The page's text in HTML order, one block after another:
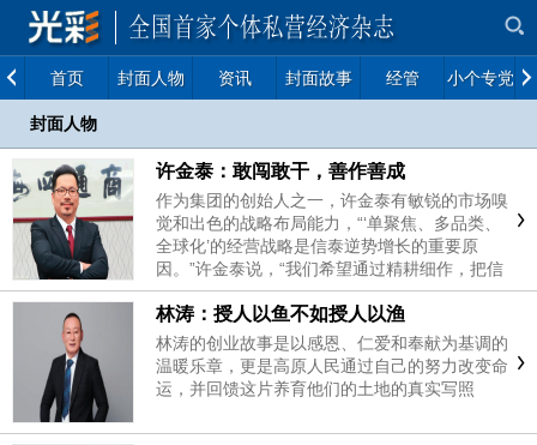
首页 封面人物 资讯 封面故事 经管 小个专党建
封面人物
许金泰：敢闯敢干，善作善成
作为集团的创始人之一，许金泰有敏锐的市场嗅
觉和出色的战略布局能力，“‘单聚焦、多品类、
全球化’的经营战略是信泰逆势增长的重要原
因。”许金泰说，“我们希望通过精耕细作，把信
泰打造成全球纺织鞋材领域的领航者。”如今，
这个目标已经越来越近。
林涛：授人以鱼不如授人以渔
林涛的创业故事是以感恩、仁爱和奉献为基调的
温暖乐章，更是高原人民通过自己的努力改变命
运，并回馈这片养育他们的土地的真实写照